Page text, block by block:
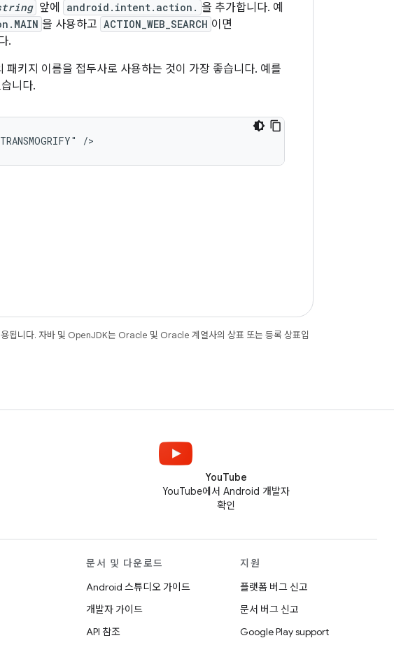
앞에 android.intent.action. 을 추가합니다. 예
을 사용하고 ACTION_WEB_SEARCH 이면
.
키지 이름을 접두사로 사용하는 것이 가장 좋습니다. 예를
니다.
/>
됩니다. 자바 및 OpenJDK는 Oracle 및 Oracle 계열사의 상표 또는 등록 상표입
YouTube
YouTube에서 Android 개발자
확인
문서 및 다운로드
Android 스튜디오 가이드
개발자 가이드
API 참조
지원
플랫폼 버그 신고
문서 버그 신고
Google Play support